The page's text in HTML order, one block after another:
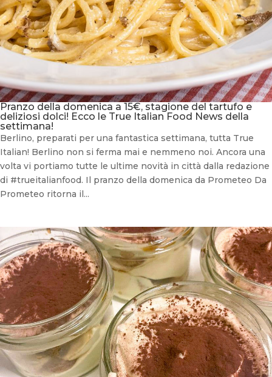
Pranzo della domenica a 15€, stagione del tartufo e
deliziosi dolci! Ecco le True Italian Food News della
settimana!
Berlino, preparati per una fantastica settimana, tutta True
Italian! Berlino non si ferma mai e nemmeno noi. Ancora una
volta vi portiamo tutte le ultime novità in città dalla redazione
di #trueitalianfood. Il pranzo della domenica da Prometeo Da
Prometeo ritorna il...